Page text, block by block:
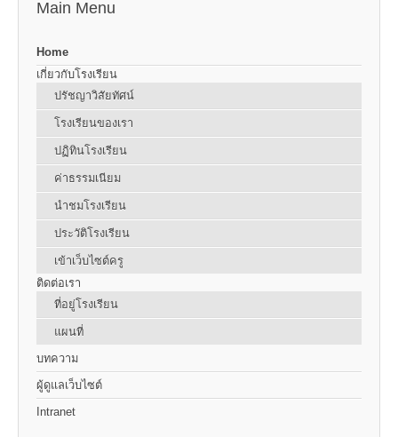
Main Menu
Home
เกี่ยวกับโรงเรียน
ปรัชญาวิสัยทัศน์
โรงเรียนของเรา
ปฏิทินโรงเรียน
ค่าธรรมเนียม
นำชมโรงเรียน
ประวัติโรงเรียน
เข้าเว็บไซต์ครู
ติดต่อเรา
ที่อยู่โรงเรียน
แผนที่
บทความ
ผู้ดูแลเว็บไซต์
Intranet